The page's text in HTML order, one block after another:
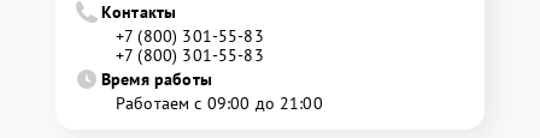
Контакты
+7 (800) 301-55-83
+7 (800) 301-55-83
Время работы
Работаем с 09:00 до 21:00